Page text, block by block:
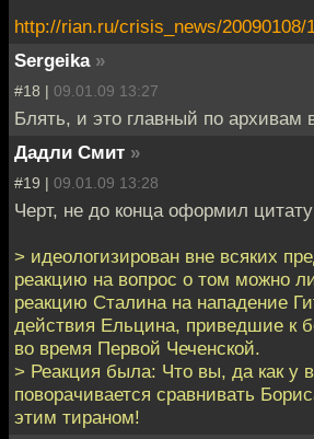
http://rian.ru/crisis_news/20090108/
Sergeika »
#18 | 09.01.09 13:27
Блять, и это главный по архивам
Дадли Смит »
#19 | 09.01.09 13:28
Черт, не до конца оформил цитату
> идеологизирован вне всяких
реакцию на вопрос о том можно
реакцию Сталина на нападение
действия Ельцина, приведшие к
во время Первой Чеченской.
> Реакция была: Что вы, да как у
поворачивается сравнивать
этим тираном!